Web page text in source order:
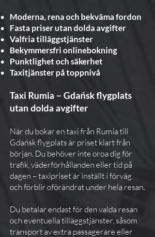
Moderna, rena och bekväma fordon
Fasta priser utan dolda avgifter
Valfria tilläggstjänster
Bekymmersfri onlinebokning
Punktlighet och säkerhet
Taxitjänster på toppnivå
Taxi Rumia – Gdańsk flygplats
utan dolda avgifter
När du bokar en taxi från Rumia till
Gdańsk flygplats är priset klart från
början. Du behöver inte oroa dig för
trafik, väderförhållanden eller tid på
dagen – taxipriset är inställt i förväg
och förblir oförändrat under hela resan.
Du betalar endast för den valda resan
och eventuella tilläggstjänster, såsom
transport av extra passagerare eller